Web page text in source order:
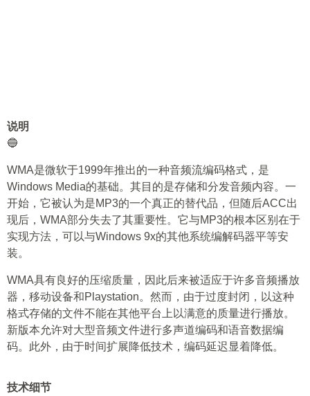
说明
🔵
WMA是微软于1999年推出的一种音频流编码格式，是
Windows Media的基础。其目的是存储和分发音频内容。一
开始，它被认为是MP3的一个真正的替代品，但随后ACC出
现后，WMA部分失去了其重要性。它与MP3的根本区别在于
实现方法，可以与Windows 9x的其他系统编解码器平等安
装。
WMA具有良好的压缩质量，因此后来被适应于许多音频播放
器，移动设备和Playstation。然而，由于过度封闭，以这种
格式存储的文件不能在其他平台上以满意的质量进行播放。
新版本允许对大型音频文件进行多声道编码和语音数据编
码。此外，由于时间扩展降低技术，编码延迟显着降低。
技术细节